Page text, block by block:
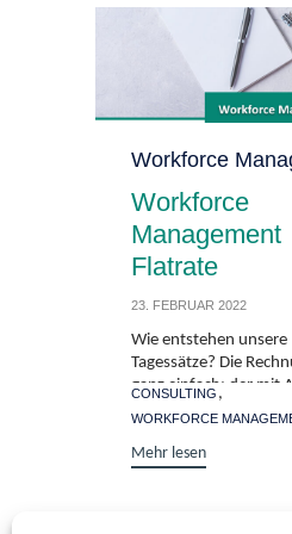
Category
Workforce
Workforce
Management
Flatrate
23. FEBRUAR 2022
Wie entstehen unsere
Tagessätze? Die
ganz einfach: der mit
Tags
CONSULTING ,
WORKFORCE
Mehr lesen